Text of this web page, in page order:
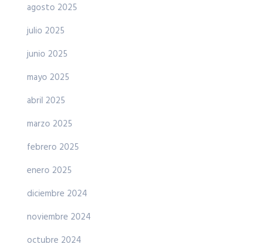
agosto 2025
julio 2025
junio 2025
mayo 2025
abril 2025
marzo 2025
febrero 2025
enero 2025
diciembre 2024
noviembre 2024
octubre 2024